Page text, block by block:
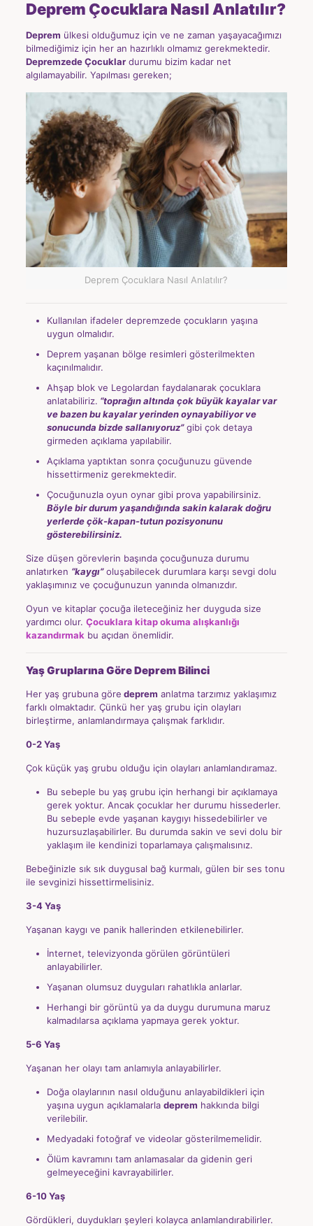
Deprem Çocuklara Nasıl Anlatılır?
Deprem ülkesi olduğumuz için ve ne zaman yaşayacağımızı
bilmediğimiz için her an hazırlıklı olmamız gerekmektedir.
Depremzede Çocuklardurumu bizim kadar net
algılamayabilir. Yapılması gereken;
Deprem Çocuklara Nasıl Anlatılır?
Kullanılan ifadeler depremzede çocukların yaşına
uygun olmalıdır.
Deprem yaşanan bölge resimleri gösterilmekten
kaçınılmalıdır.
Ahşap blok ve Legolardan faydalanarak çocuklara
anlatabiliriz. “toprağın altında çok büyük kayalar var
ve bazen bu kayalar yerinden oynayabiliyor ve
sonucunda bizde sallanıyoruz”gibi çok detaya
girmeden açıklama yapılabilir.
Açıklama yaptıktan sonra çocuğunuzu güvende
hissettirmeniz gerekmektedir.
Çocuğunuzla oyun oynar gibi prova yapabilirsiniz.
Böyle bir durum yaşandığında sakin kalarak doğru
yerlerde çök-kapan-tutun pozisyonunu
gösterebilirsiniz.
Size düşen görevlerin başında çocuğunuza durumu
anlatırken “kaygı” oluşabilecek durumlara karşı sevgi dolu
yaklaşımınız ve çocuğunuzun yanında olmanızdır.
Oyun ve kitaplar çocuğa ileteceğiniz her duyguda size
yardımcı olur. Çocuklara kitap okuma alışkanlığı
kazandırmak bu açıdan önemlidir.
Yaş Gruplarına Göre Deprem Bilinci
Her yaş grubuna göre deprem anlatma tarzımız yaklaşımız
farklı olmaktadır. Çünkü her yaş grubu için olayları
birleştirme, anlamlandırmaya çalışmak farklıdır.
0-2 Yaş
Çok küçük yaş grubu olduğu için olayları anlamlandıramaz.
Bu sebeple bu yaş grubu için herhangi bir açıklamaya
gerek yoktur. Ancak çocuklar her durumu hissederler.
Bu sebeple evde yaşanan kaygıyı hissedebilirler ve
huzursuzlaşabilirler. Bu durumda sakin ve sevi dolu bir
yaklaşım ile kendinizi toparlamaya çalışmalısınız.
Bebeğinizle sık sık duygusal bağ kurmalı, gülen bir ses tonu
ile sevginizi hissettirmelisiniz.
3-4 Yaş
Yaşanan kaygı ve panik hallerinden etkilenebilirler.
İnternet, televizyonda görülen görüntüleri
anlayabilirler.
Yaşanan olumsuz duyguları rahatlıkla anlarlar.
Herhangi bir görüntü ya da duygu durumuna maruz
kalmadılarsa açıklama yapmaya gerek yoktur.
5-6 Yaş
Yaşanan her olayı tam anlamıyla anlayabilirler.
Doğa olaylarının nasıl olduğunu anlayabildikleri için
yaşına uygun açıklamalarla deprem hakkında bilgi
verilebilir.
Medyadaki fotoğraf ve videolar gösterilmemelidir.
Ölüm kavramını tam anlamasalar da gidenin geri
gelmeyeceğini kavrayabilirler.
6-10 Yaş
Gördükleri, duydukları şeyleri kolayca anlamlandırabilirler.